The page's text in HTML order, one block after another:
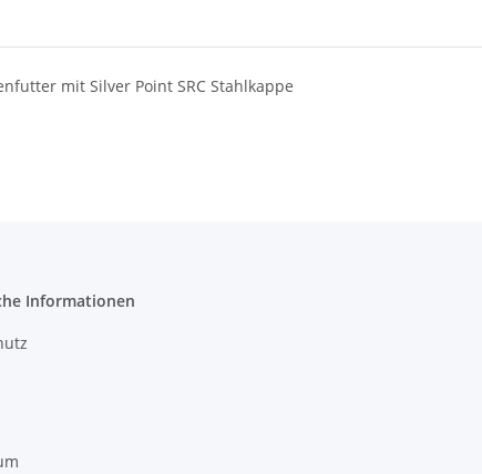
mit Silver Point SRC Stahlkappe
Informationen